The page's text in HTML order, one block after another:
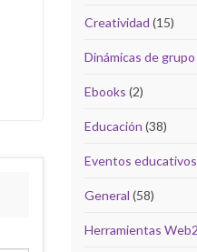
Creatividad (15)
Dinámicas de grupo
Ebooks (2)
Educación (38)
Eventos educativos
General (58)
Herramientas